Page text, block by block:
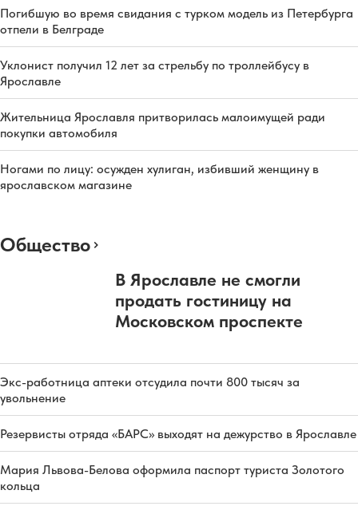
Погибшую во время свидания с турком модель из Петербурга
отпели в Белграде
Уклонист получил 12 лет за стрельбу по троллейбусу в
Ярославле
Жительница Ярославля притворилась малоимущей ради
покупки автомобиля
Ногами по лицу: осужден хулиган, избивший женщину в
ярославском магазине
Общество
В Ярославле не смогли
продать гостиницу на
Московском проспекте
Экс-работница аптеки отсудила почти 800 тысяч за
увольнение
Резервисты отряда «БАРС» выходят на дежурство в Ярославле
Мария Львова-Белова оформила паспорт туриста Золотого
кольца